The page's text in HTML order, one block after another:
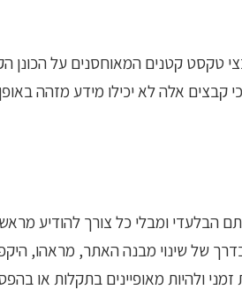
טקסט קטנים המאוחסנים על
קבצים אלה לא יכילו מידע מזהה
הבלעדי ומבלי כל צורך להודיע
בדרך של שינוי מבנה האתר, מראהו,
זמני ולהיות מאופיינים בתקלות או